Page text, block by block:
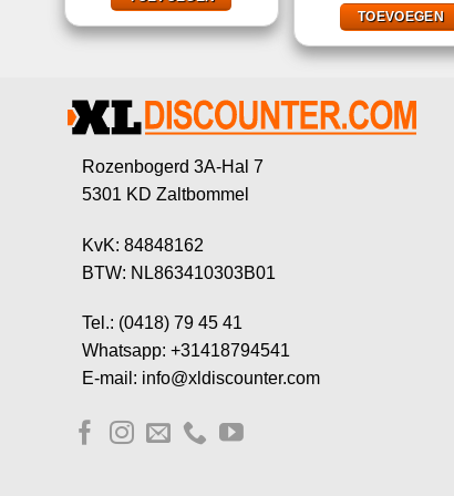
€2,50.
TOEVOEGEN
Rozenbogerd 3A-Hal 7
5301 KD Zaltbommel
KvK: 84848162
BTW: NL863410303B01
Tel.: (0418) 79 45 41
Whatsapp: +31418794541
E-mail: info@xldiscounter.com